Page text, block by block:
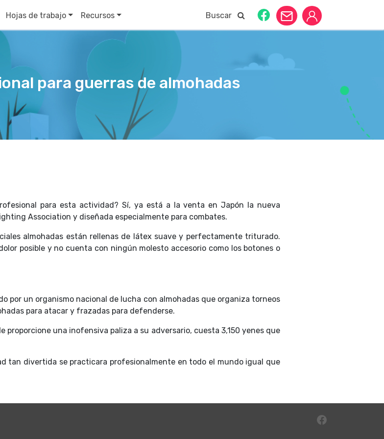
Hojas de trabajo Recursos Buscar
para guerras de almohadas
para esta actividad? Sí, ya está a la venta en Japón la nueva
Association y diseñada especialmente para combates.
almohadas están rellenas de látex suave y perfectamente triturado.
posible y no cuenta con ningún molesto accesorio como los botones o
por un organismo nacional de lucha con almohadas que organiza torneos
para atacar y frazadas para defenderse.
proporcione una inofensiva paliza a su adversario, cuesta 3,150 yenes que
tan divertida se practicara profesionalmente en todo el mundo igual que